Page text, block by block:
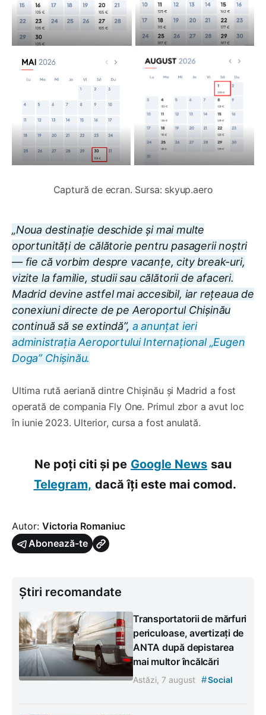
Captură de ecran. Sursa: skyup.aero
„Noua destinație deschide și mai multe
oportunități de călătorie pentru pasagerii noștri
— fie că vorbim despre vacanțe, city break-uri,
vizite la familie, studii sau călătorii de afaceri.
Madrid devine astfel mai accesibil, iar rețeaua de
conexiuni directe de pe Aeroportul Chișinău
continuă să se extindă”, a anunțat ieri
administrația Aeroportului Internațional „Eugen
Doga” Chișinău.
Ultima rută aeriană dintre Chișinău și Madrid a fost
operată de compania Fly One. Primul zbor a avut loc
în iunie 2023. Ulterior, cursa a fost anulată.
Ne poți citi și pe Google News sau
Telegram, dacă îți este mai comod.
Autor: Victoria Romaniuc
Abonează-te
Știri recomandate
Transportatorii de mărfuri
periculoase, avertizați de
ANTA după depistarea
mai multor încălcări
Astăzi, 7 august #Social